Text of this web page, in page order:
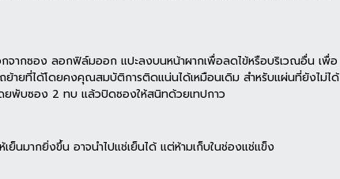
จากซอง ลอกฟิล์มออก แปะลงบนหน้าผากเพื่อลดไข้หรือบริเวณอื่น เพื่อ
ถย้ายที่ได้โดยคงคุณสมบัติการติดแน่นได้เหมือนเดิม สำหรับแผ่นที่ยังไม่ได้
ดยพับซอง 2 ทบ แล้วปิดซองให้สนิทด้วยเทปกาว
เย็นมากยิ่งขึ้น อาจนำไปแช่เย็นได้ แต่ห้ามเก็บในช่องแช่แข็ง